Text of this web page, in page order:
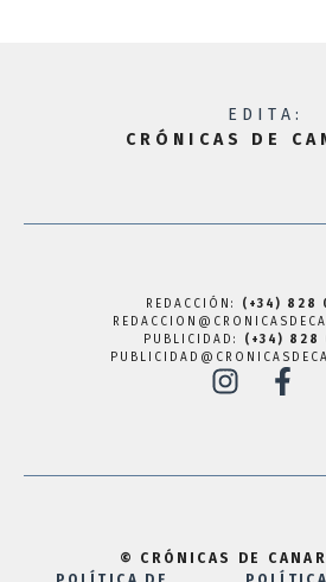
EDITA:
CRÓNICAS DE
REDACCIÓN: (+34) 828
PUBLICIDAD: (+34) 828
© CRÓNICAS DE